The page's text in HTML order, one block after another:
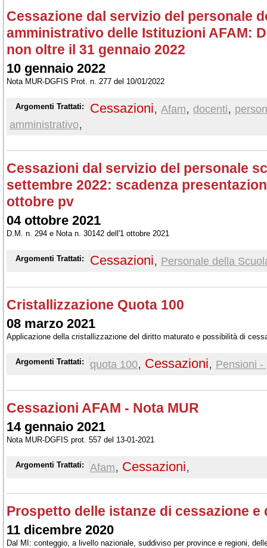
Cessazione dal servizio del personale
amministrativo delle Istituzioni AFAM:
non oltre il 31 gennaio 2022
10 gennaio 2022
Nota MUR-DGFIS Prot. n. 277 del 10/01/2022
Argomenti Trattati: Cessazioni, Afam, docenti,
amministrativo,
Cessazioni dal servizio del personale
settembre 2022: scadenza
ottobre pv
04 ottobre 2021
D.M. n. 294 e Nota n. 30142 dell'1 ottobre 2021
Argomenti Trattati: Cessazioni, Personale della
Cristallizzazione Quota 100
08 marzo 2021
Applicazione della cristallizzazione del diritto maturato e possibilità di
Argomenti Trattati: quota 100, Cessazioni, Pensioni -
Cessazioni AFAM - Nota MUR
14 gennaio 2021
Nota MUR-DGFIS prot. 557 del 13-01-2021
Argomenti Trattati: Afam, Cessazioni,
Prospetto delle istanze di cessazione e
11 dicembre 2020
Dal MI: conteggio, a livello nazionale, suddiviso per province e regioni,